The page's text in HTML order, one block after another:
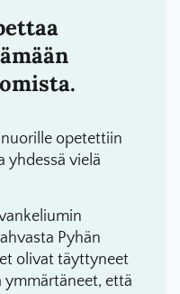
nuorille opetettiin
yhdessä vielä
Pyhän
olivat täyttyneet
ymmärtäneet, että